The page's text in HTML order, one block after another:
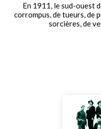
En 1911, le sud-ouest
corrompus, de tueurs, de
sorcières, de